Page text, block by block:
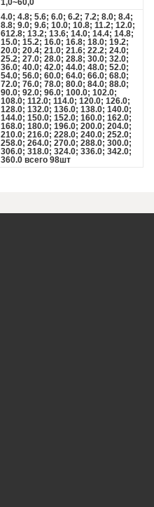
1,0~60,0
4.0; 4.8; 5.6; 6.0; 6.2; 7.2; 8.0; 8.4;
8.8; 9.0; 9.6; 10.0; 10.8; 11.2; 12.0;
612.8; 13.2; 13.6; 14.0; 14.4; 14.8;
15.0; 15.2; 16.0; 16.8; 18.0; 19.2;
20.0; 20.4; 21.0; 21.6; 22.2; 24.0;
25.2; 27.0; 28.0; 28.8; 30.0; 32.0;
36.0; 40.0; 42.0; 44.0; 48.0; 52.0;
54.0; 56.0; 60.0; 64.0; 66.0; 68.0;
72.0; 76.0; 78.0; 80.0; 84.0; 88.0;
90.0; 92.0; 96.0; 100.0; 102.0;
108.0; 112.0; 114.0; 120.0; 126.0;
128.0; 132.0; 136.0; 138.0; 140.0;
144.0; 150.0; 152.0; 160.0; 162.0;
168.0; 180.0; 196.0; 200.0; 204.0;
210.0; 216.0; 228.0; 240.0; 252.0;
258.0; 264.0; 270.0; 288.0; 300.0;
306.0; 318.0; 324.0; 336.0; 342.0;
360.0 всего 98шт